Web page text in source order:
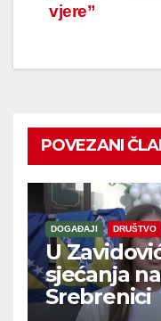
vjere”
POVEZANI
DOGAĐAJI DRUŠTVO
U
sjećanja
Srebrenici